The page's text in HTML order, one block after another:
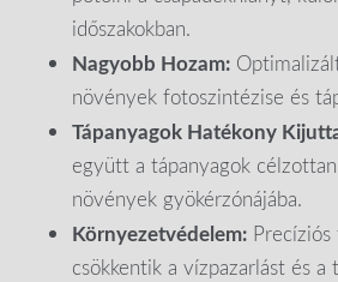
időszakokban.
Nagyobb Hozam:
növények fotoszintézise és
Tápanyagok Hatékony
együtt a tápanyagok
növények gyökérzónájába.
Környezetvédelem:
csökkentik a vízpazarlást és a